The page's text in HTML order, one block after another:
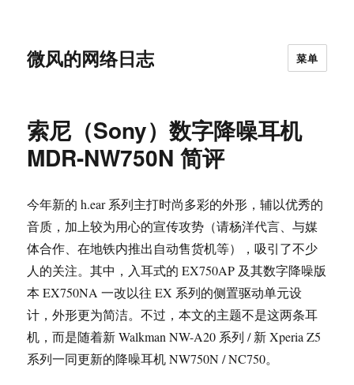
微风的网络日志 菜单
索尼（Sony）数字降噪耳机
MDR-NW750N 简评
今年新的 h.ear 系列主打时尚多彩的外形，辅以优秀的
音质，加上较为用心的宣传攻势（请杨洋代言、与媒
体合作、在地铁内推出自动售货机等），吸引了不少
人的关注。其中，入耳式的 EX750AP 及其数字降噪版
本 EX750NA 一改以往 EX 系列的侧置驱动单元设
计，外形更为简洁。不过，本文的主题不是这两条耳
机，而是随着新 Walkman NW-A20 系列 / 新 Xperia Z5
系列一同更新的降噪耳机 NW750N / NC750。